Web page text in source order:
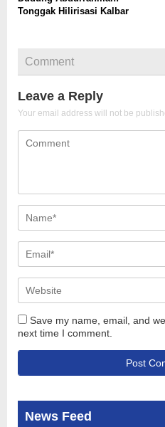
Tonggak Hilirisasi Kalbar
Comment
Leave a Reply
Your email address will not be
Save my name, email, and
next time I comment.
News Feed